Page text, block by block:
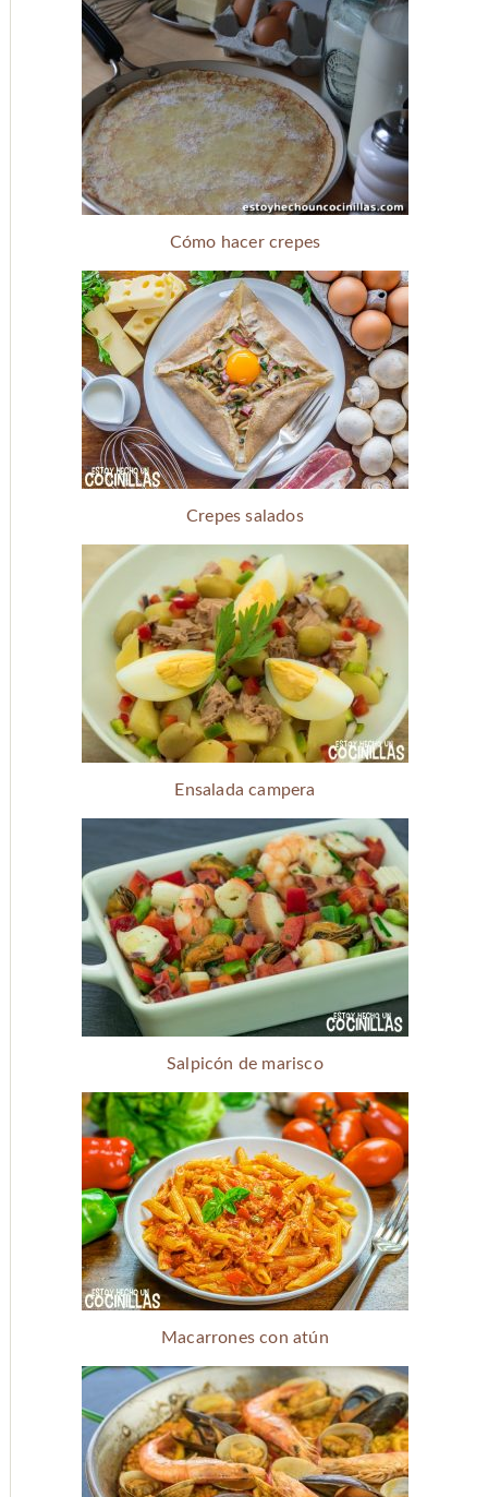
Cómo hacer crepes
Crepes salados
Ensalada campera
Salpicón de marisco
Macarrones con atún